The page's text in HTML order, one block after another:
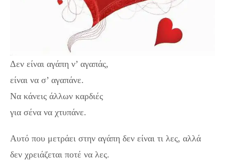
Δεν είναι αγάπη ν’ αγαπάς,
είναι να σ’ αγαπάνε.
Να κάνεις άλλων καρδιές
για σένα να χτυπάνε.
Αυτό που μετράει στην αγάπη δεν είναι τι λες, αλλά
δεν χρειάζεται ποτέ να λες.